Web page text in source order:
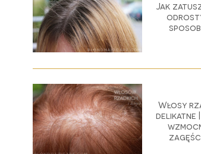
Jak
Włosy
delikatne